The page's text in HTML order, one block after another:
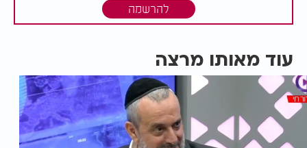
להרשמה
עוד מאותו מרצה